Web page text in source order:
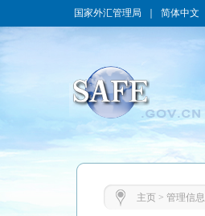
国家外汇管理局 简体中文
主页> 管理信息